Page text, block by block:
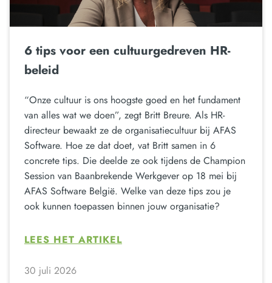
6 tips voor een cultuurgedreven HR-
beleid
“Onze cultuur is ons hoogste goed en het fundament
van alles wat we doen”, zegt Britt Breure. Als HR-
directeur bewaakt ze de organisatiecultuur bij AFAS
Software. Hoe ze dat doet, vat Britt samen in 6
concrete tips. Die deelde ze ook tijdens de Champion
Session van Baanbrekende Werkgever op 18 mei bij
AFAS Software België. Welke van deze tips zou je
ook kunnen toepassen binnen jouw organisatie?
LEES HET ARTIKEL
30 juli 2026